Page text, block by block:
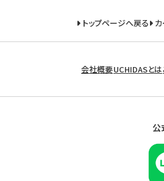
トップページへ戻る
会社概要UCHIDASとは
公